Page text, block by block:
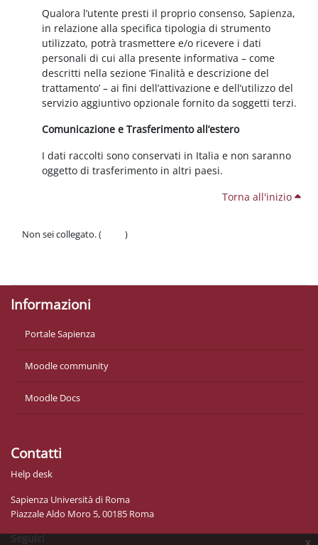
x
Qualora l’utente presti il proprio consenso, Sapienza,
in relazione alla specifica tipologia di strumento
utilizzato, potrà trasmettere e/o ricevere i dati
personali di cui alla presente informativa – come
descritti nella sezione ‘Finalità e descrizione del
trattamento’ – ai fini dell’attivazione e dell’utilizzo del
servizio aggiuntivo opzionale fornito da soggetti terzi.
Comunicazione e Trasferimento all’estero
I dati raccolti sono conservati in Italia e non saranno
oggetto di trasferimento in altri paesi.
Torna all'inizio
Non sei collegato. (
)
Informazioni
Portale Sapienza
Moodle community
Moodle Docs
Contatti
Help desk
Sapienza Università di Roma
Piazzale Aldo Moro 5, 00185 Roma
Seguici